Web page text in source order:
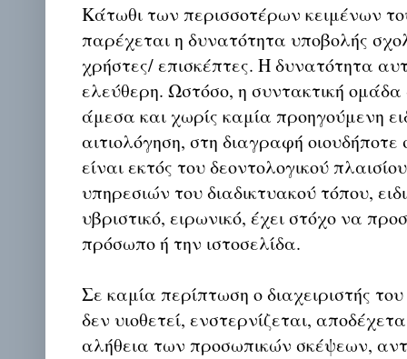
Κάτωθι των περισσοτέρων κειμένων
παρέχεται η δυνατότητα υποβολής
χρήστες/ επισκέπτες. Η δυνατότητα
ελεύθερη. Ωστόσο, η συντακτική
άμεσα και χωρίς καμία προηγούμενη
αιτιολόγηση, στη διαγραφή οιουδήποτε
είναι εκτός του δεοντολογικού
υπηρεσιών του διαδικτυακού τόπου,
υβριστικό, ειρωνικό, έχει στόχο να
πρόσωπο ή την ιστοσελίδα.
Σε καμία περίπτωση ο διαχειριστής
δεν υιοθετεί, ενστερνίζεται,
αλήθεια των προσωπικών σκέψεων,